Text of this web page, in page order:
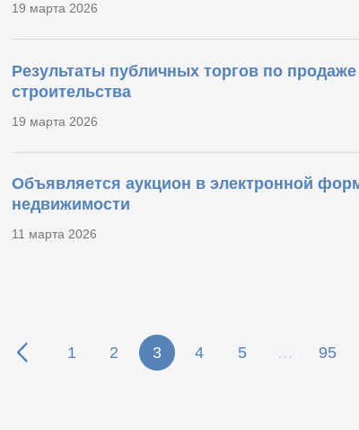
19 марта 2026
Результаты публичных торгов по
строительства
19 марта 2026
Объявляется аукцион в электронной
недвижимости
11 марта 2026
1 2 3 4 5 … 95